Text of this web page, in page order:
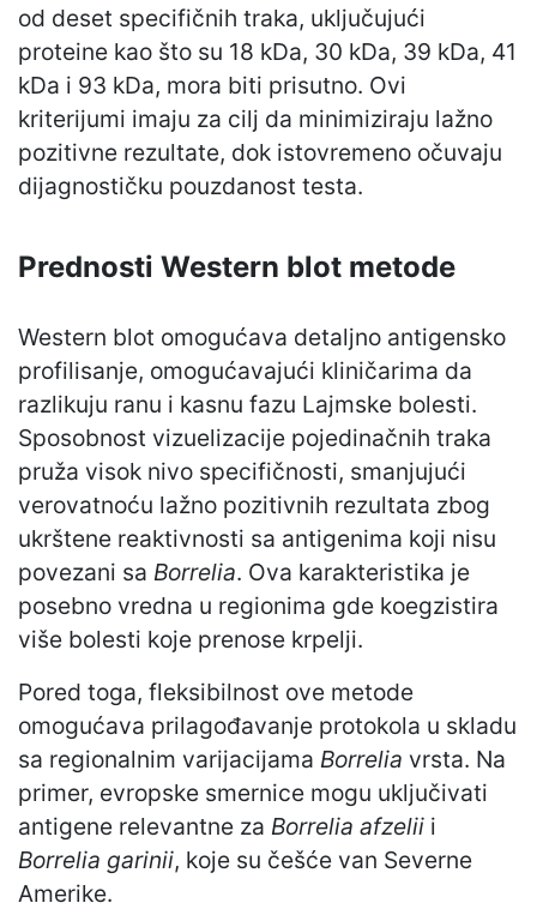
od deset specifičnih traka, uključujući
proteine kao što su 18 kDa, 30 kDa, 39 kDa, 41
kDa i 93 kDa, mora biti prisutno. Ovi
kriterijumi imaju za cilj da minimiziraju lažno
pozitivne rezultate, dok istovremeno očuvaju
dijagnostičku pouzdanost testa.
Prednosti Western blot metode
Western blot omogućava detaljno antigensko
profilisanje, omogućavajući kliničarima da
razlikuju ranu i kasnu fazu Lajmske bolesti.
Sposobnost vizuelizacije pojedinačnih traka
pruža visok nivo specifičnosti, smanjujući
verovatnoću lažno pozitivnih rezultata zbog
ukrštene reaktivnosti sa antigenima koji nisu
povezani sa Borrelia. Ova karakteristika je
posebno vredna u regionima gde koegzistira
više bolesti koje prenose krpelji.
Pored toga, fleksibilnost ove metode
omogućava prilagođavanje protokola u skladu
sa regionalnim varijacijama Borrelia vrsta. Na
primer, evropske smernice mogu uključivati
antigene relevantne za Borrelia afzelii i
Borrelia garinii, koje su češće van Severne
Amerike.